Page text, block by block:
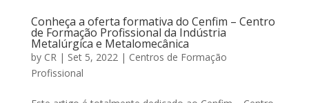
Conheça a oferta formativa do Cenfim – Centro
de Formação Profissional da Indústria
Metalúrgica e Metalomecânica
by CR | Set 5, 2022 | Centros de Formação
Profissional